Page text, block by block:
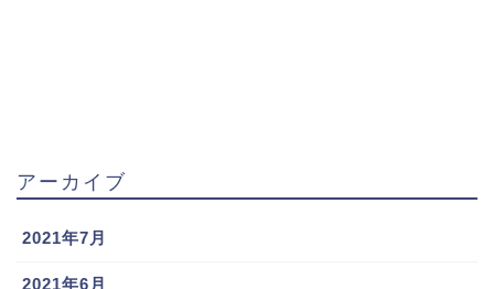
アーカイブ
2021年7月
2021年6月